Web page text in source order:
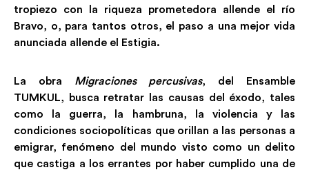
tropiezo con la riqueza prometedora allende el río
Bravo, o, para tantos otros, el paso a una mejor vida
anunciada allende el Estigia.
La obra Migraciones percusivas, del Ensamble
TUMKUL, busca retratar las causas del éxodo, tales
como la guerra, la hambruna, la violencia y las
condiciones sociopolíticas que orillan a las personas a
emigrar, fenómeno del mundo visto como un delito
que castiga a los errantes por haber cumplido una de